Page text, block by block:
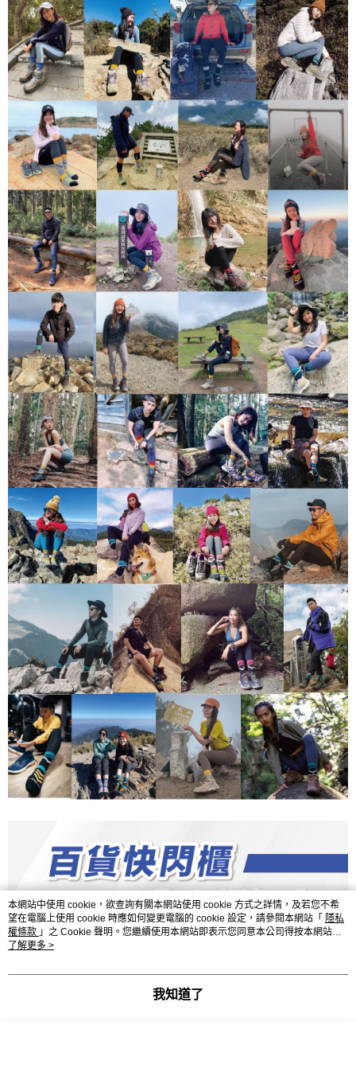
本網站中使用 cookie，欲查詢有關本網站使用 cookie 方式之詳情，及若您不希
望在電腦上使用 cookie 時應如何變更電腦的 cookie 設定，請參閱本網站「 隱私
權條款 」之 Cookie 聲明。您繼續使用本網站即表示您同意本公司得按本網站使
用條款之 Cookie 聲明使用 cookie。
了解更多 >
我知道了